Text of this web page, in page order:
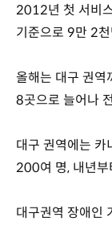
2012년 첫 서비
기준으로 9만 2
올해는 대구 권역
8곳으로 늘어나
대구 권역에는 카
200여 명, 내년
대구권역 장애인